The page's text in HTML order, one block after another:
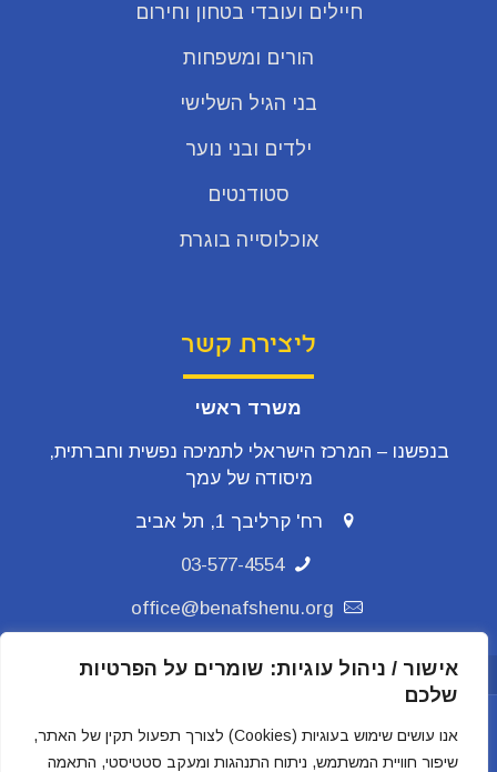
אישור / ניהול עוגיות: שומרים על הפרטיות
שלכם
אנו עושים שימוש בעוגיות (Cookies) לצורך תפעול תקין של האתר,
שיפור חוויית המשתמש, ניתוח התנהגות ומעקב סטטיסטי, התאמה
חיילים ועובדי בטחון וחירום
הורים ומשפחות
בני הגיל השלישי
ילדים ובני נוער
סטודנטים
אוכלוסייה בוגרת
ליצירת קשר
משרד ראשי
בנפשנו – המרכז הישראלי לתמיכה נפשית וחברתית,
מיסודה של עמך
רח' קרליבך 1, תל אביב
03-577-4554
office@benafshenu.org
מדיניות הפרטיות